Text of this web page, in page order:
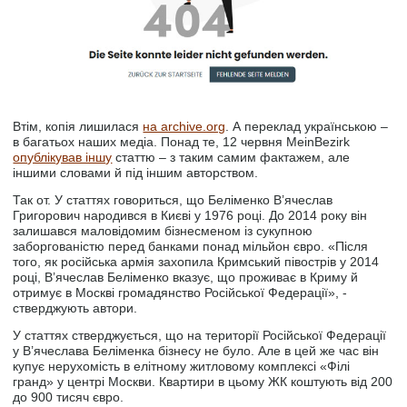
Втім, копія лишилася на archive.org. А переклад українською –
в багатьох наших медіа. Понад те, 12 червня MeinBezirk
опублікував іншу статтю – з таким самим фактажем, але
іншими словами й під іншим авторством.
Так от. У статтях говориться, що Беліменко В’ячеслав
Григорович народився в Києві у 1976 році. До 2014 року він
залишався маловідомим бізнесменом із сукупною
заборгованістю перед банками понад мільйон євро. «Після
того, як російська армія захопила Кримський півострів у 2014
році, В’ячеслав Беліменко вказує, що проживає в Криму й
отримує в Москві громадянство Російської Федерації», -
стверджують автори.
У статтях стверджується, що на території Російської Федерації
у В’ячеслава Беліменка бізнесу не було. Але в цей же час він
купує нерухомість в елітному житловому комплексі «Філі
гранд» у центрі Москви. Квартири в цьому ЖК коштують від 200
до 900 тисяч євро.